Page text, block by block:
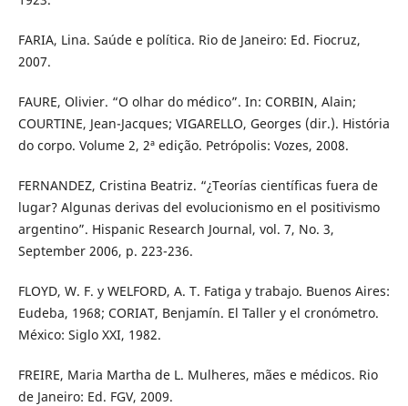
FARIA, Lina. Saúde e política. Rio de Janeiro: Ed. Fiocruz,
2007.
FAURE, Olivier. “O olhar do médico”. In: CORBIN, Alain;
COURTINE, Jean-Jacques; VIGARELLO, Georges (dir.). História
do corpo. Volume 2, 2ª edição. Petrópolis: Vozes, 2008.
FERNANDEZ, Cristina Beatriz. “¿Teorías científicas fuera de
lugar? Algunas derivas del evolucionismo en el positivismo
argentino”. Hispanic Research Journal, vol. 7, No. 3,
September 2006, p. 223-236.
FLOYD, W. F. y WELFORD, A. T. Fatiga y trabajo. Buenos Aires:
Eudeba, 1968; CORIAT, Benjamín. El Taller y el cronómetro.
México: Siglo XXI, 1982.
FREIRE, Maria Martha de L. Mulheres, mães e médicos. Rio
de Janeiro: Ed. FGV, 2009.